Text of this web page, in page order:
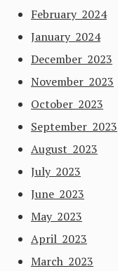
February 2024
January 2024
December 2023
November 2023
October 2023
September 2023
August 2023
July 2023
June 2023
May 2023
April 2023
March 2023